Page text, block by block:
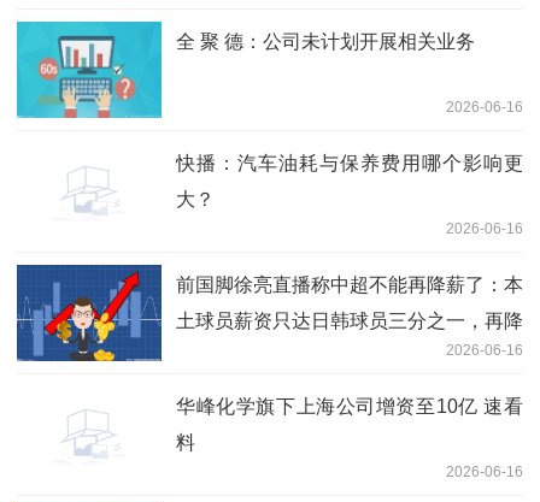
全 聚 德：公司未计划开展相关业务
2026-06-16
快播：汽车油耗与保养费用哪个影响更
大？
2026-06-16
前国脚徐亮直播称中超不能再降薪了：本
土球员薪资只达日韩球员三分之一，再降
2026-06-16
华峰化学旗下上海公司增资至10亿 速看
料
2026-06-16